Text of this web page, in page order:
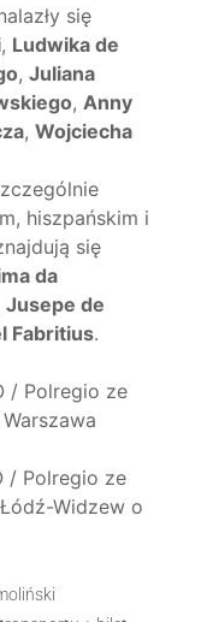
się
, Ludwika de
, Juliana
, Anny
, Wojciecha
hiszpańskim i
się
da
Jusepe de
Fabritius.
/ Polregio ze
/ Polregio ze
Widzew o